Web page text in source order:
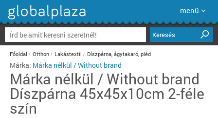
menü
Keresés
Főoldal Otthon Lakástextil Díszpárna, ágytakaró, pléd
Márka: Márka nélkül / Without brand
Márka nélkül / Without brand
Díszpárna 45x45x10cm 2-féle
szín